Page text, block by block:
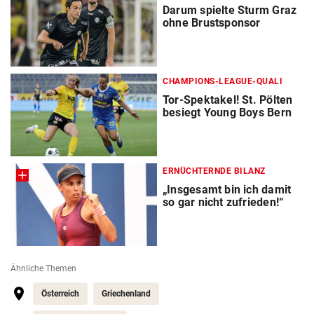
Darum spielte Sturm Graz
ohne Brustsponsor
CHAMPIONS-LEAGUE-QUALI
Tor-Spektakel! St. Pölten
besiegt Young Boys Bern
ERNÜCHTERNDE BILANZ
„Insgesamt bin ich damit
so gar nicht zufrieden!“
Ähnliche Themen
Österreich Griechenland